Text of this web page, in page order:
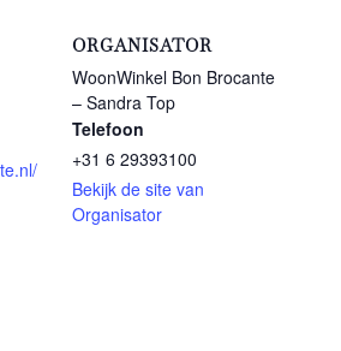
ORGANISATOR
WoonWinkel Bon Brocante
– Sandra Top
Telefoon
+31 6 29393100
Bekijk de site van
Organisator